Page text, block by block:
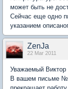
может быть не
Сейчас еще одно
указанием
ZenJa
22 Mar 2011
Уважаемый Виктор
В вашем письме